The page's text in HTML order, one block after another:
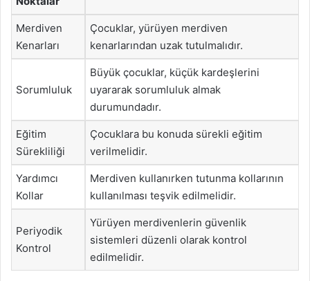
Merdiven
Kenarları
Çocuklar, yürüyen merdiven
kenarlarından uzak tutulmalıdır.
Sorumluluk
Büyük çocuklar, küçük kardeşlerini
uyararak sorumluluk almak
durumundadır.
Eğitim
Sürekliliği
Çocuklara bu konuda sürekli eğitim
verilmelidir.
Yardımcı
Kollar
Merdiven kullanırken tutunma kollarının
kullanılması teşvik edilmelidir.
Periyodik
Kontrol
Yürüyen merdivenlerin güvenlik
sistemleri düzenli olarak kontrol
edilmelidir.